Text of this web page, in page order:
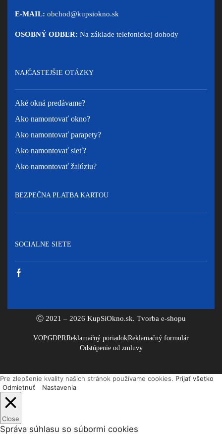
E-MAIL: obchod@kupsiokno.sk
OSOBNÝ ODBER: Na základe telefonickej dohody
NAJČASTEJŠIE OTÁZKY
Aké okná predávame?
Ako namontovať okno?
Ako namontovať parapety?
Ako namontovať sieť?
Ako namontovať žalúziu?
BEZPEČNA PLATBA KARTOU
SOCIALNE SIETE
Facebook
Ⓒ 2021 – 2026 KupSiOkno.sk. Tvorba e-shopu
VOPGDPRReklamačný poriadokReklamačný formulár
Odstúpenie od zmluvy
Pre zlepšenie kvality našich stránok používame cookies. Prijať všetko
Odmietnuť
Nastavenia
Close
Správa súhlasu so súbormi cookies